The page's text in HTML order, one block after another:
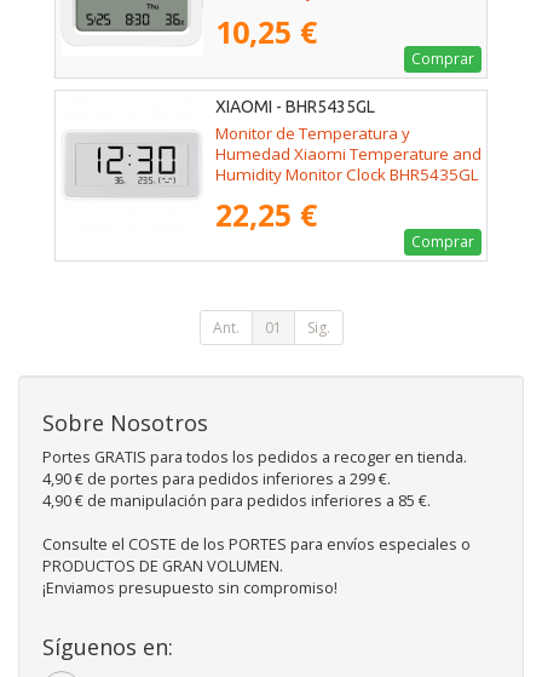
10,25 €
Comprar
XIAOMI - BHR5435GL
Monitor de Temperatura y
Humedad Xiaomi Temperature and
Humidity Monitor Clock BHR5435GL
22,25 €
Comprar
Ant. 01 Sig.
Sobre Nosotros
Portes GRATIS para todos los pedidos a recoger en tienda.
4,90 € de portes para pedidos inferiores a 299 €.
4,90 € de manipulación para pedidos inferiores a 85 €.
Consulte el COSTE de los PORTES para envíos especiales o
PRODUCTOS DE GRAN VOLUMEN.
¡Enviamos presupuesto sin compromiso!
Síguenos en: